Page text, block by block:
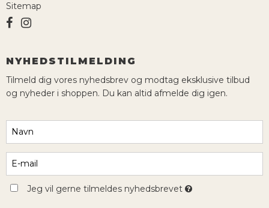
Sitemap
NYHEDSTILMELDING
Tilmeld dig vores nyhedsbrev og modtag eksklusive tilbud
og nyheder i shoppen. Du kan altid afmelde dig igen.
Jeg vil gerne tilmeldes nyhedsbrevet